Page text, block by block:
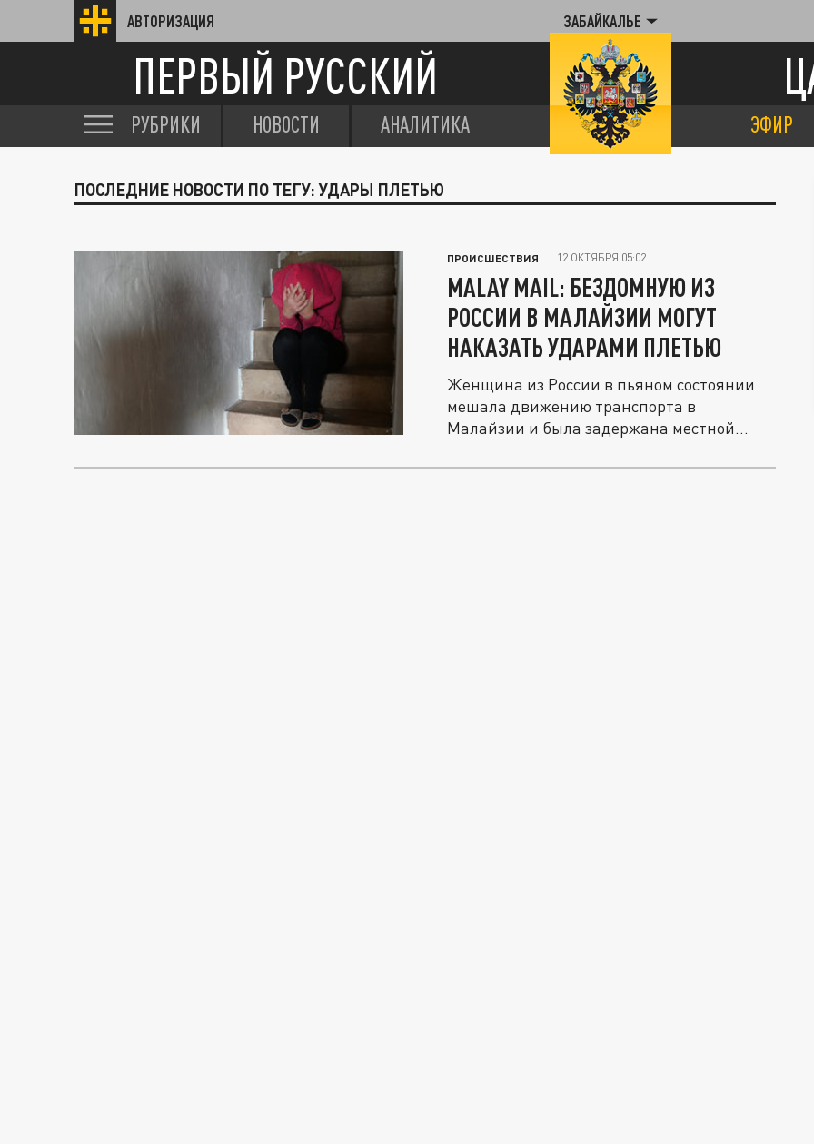
АВТОРИЗАЦИЯ ЗАБАЙКАЛЬЕ
ПЕРВЫЙ РУССКИЙ
РУБРИКИ НОВОСТИ АНАЛИТИКА ЭФИР
ПОСЛЕДНИЕ НОВОСТИ ПО ТЕГУ: УДАРЫ ПЛЕТЬЮ
ПРОИСШЕСТВИЯ 12 ОКТЯБРЯ 05:02
MALAY MAIL: БЕЗДОМНУЮ ИЗ
РОССИИ В МАЛАЙЗИИ МОГУТ
НАКАЗАТЬ УДАРАМИ ПЛЕТЬЮ
Женщина из России в пьяном состоянии
мешала движению транспорта в
Малайзии и была задержана местной